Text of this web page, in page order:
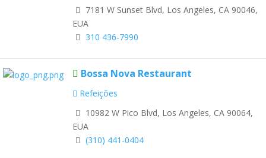
7181 W Sunset Blvd, Los Angeles, CA 90046,
EUA
310 436-7990
Bossa Nova Restaurant
Refeições
10982 W Pico Blvd, Los Angeles, CA 90064,
EUA
(310) 441-0404